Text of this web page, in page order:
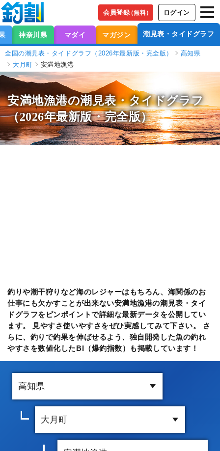
会員登録（無料） ログイン
神奈川県 マダイ マガジン 潮見表・タイドグラフ
全国の潮見表・タイドグラフ（2026年最新版・完全版）
高知県
大月町
安満地漁港
安満地漁港の潮見表・タイドグラフ
（2026年最新版・完全版）
釣りや潮干狩りなど海のレジャーはもちろん、海関係のお
仕事にも欠かすことが出来ない安満地漁港の潮見表・タイ
ドグラフをピンポイントで詳細な最新データを公開してい
ます。 見やすさ使いやすさをぜひ実感してみて下さい。 さ
らに、釣りで釣果を伸ばせるよう、独自開発した魚の釣れ
やすさを数値化したBI（爆釣指数）も掲載しています！